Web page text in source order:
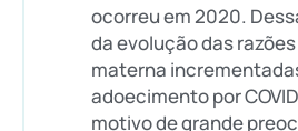
ocorreu em 2020.
da evolução das
materna
adoecimento por
motivo de grande